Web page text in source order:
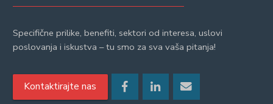
Specifične prilike, benefiti, sektori od interesa, uslovi
poslovanja i iskustva – tu smo za sva vaša pitanja!
Kontaktirajte nas